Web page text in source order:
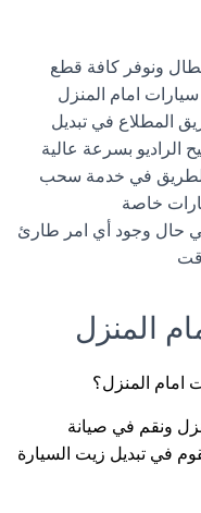
ونوفر كافة قطع
امام المنزل
المطلاع في تبديل
الراديو بسرعة عالية
في خدمة سحب
خاصة
حال وجود أي امر طارئ
المنزل
المنزل؟
ونقم في صيانة
في تبديل زيت السيارة